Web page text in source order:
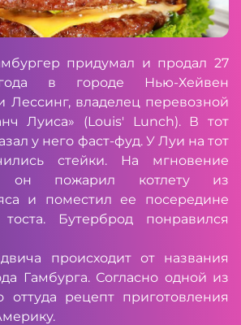
придумал и продал 27
в городе Нью-Хейвен
Лессинг, владелец перевозной
Луиса» (Louis' Lunch). В тот
у него фаст-фуд. У Луи на тот
стейки. На мгновение
он пожарил котлету из
и поместил ее посередине
Бутерброд понравился
происходит от названия
Гамбурга. Согласно одной из
оттуда рецепт приготовления